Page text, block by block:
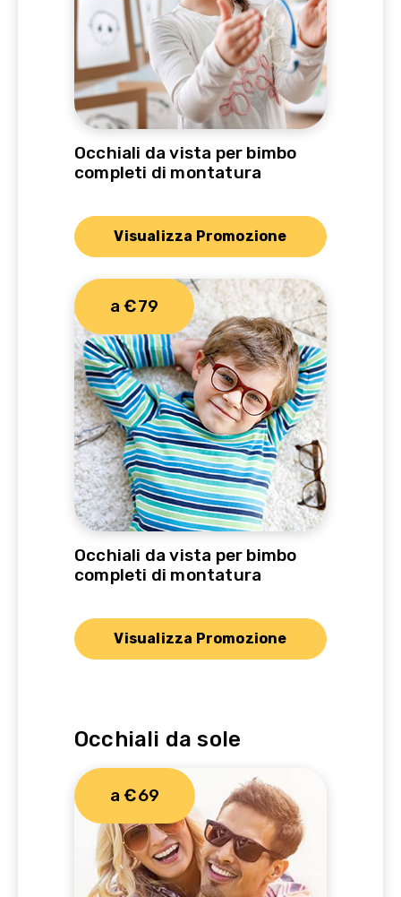
Occhiali da vista per bimbo
completi di montatura
Visualizza Promozione
a €79
Occhiali da vista per bimbo
completi di montatura
Visualizza Promozione
Occhiali da sole
a €69